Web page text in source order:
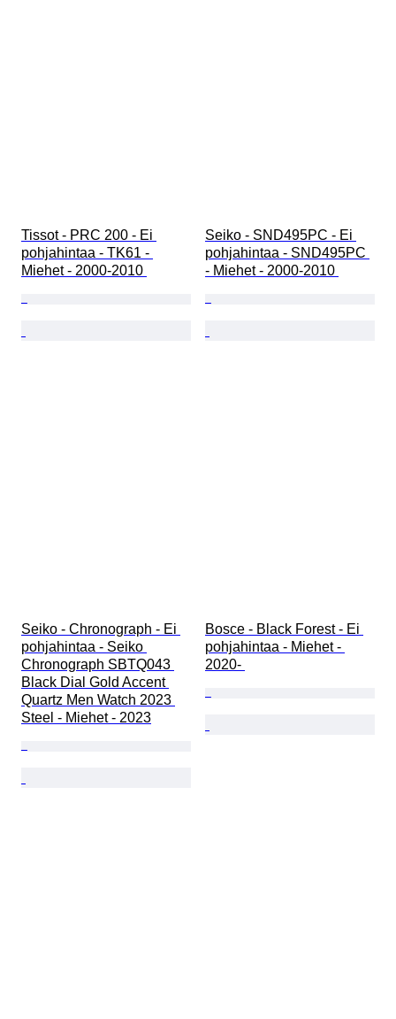
Tissot - PRC 200 - Ei
pohjahintaa - TK61 -
Miehet - 2000-2010
Seiko - SND495PC - Ei
pohjahintaa - SND495PC
- Miehet - 2000-2010
Seiko - Chronograph - Ei
pohjahintaa - Seiko
Chronograph SBTQ043
Black Dial Gold Accent
Quartz Men Watch 2023
Steel - Miehet - 2023
Bosce - Black Forest - Ei
pohjahintaa - Miehet -
2020-